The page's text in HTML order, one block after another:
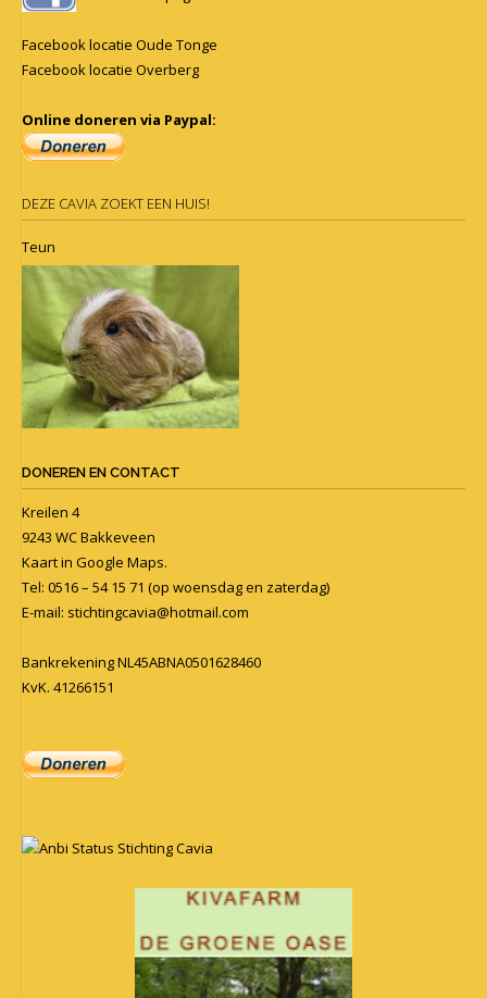
Facebook locatie Oude Tonge
Facebook locatie Overberg
Online doneren via Paypal:
DEZE CAVIA ZOEKT EEN HUIS!
Teun
DONEREN EN CONTACT
Kreilen 4
9243 WC Bakkeveen
Kaart in Google Maps.
Tel: 0516 – 54 15 71 (op woensdag en zaterdag)
E-mail: stichtingcavia@hotmail.com
Bankrekening NL45ABNA0501628460
KvK. 41266151
Anbi Status Stichting Cavia